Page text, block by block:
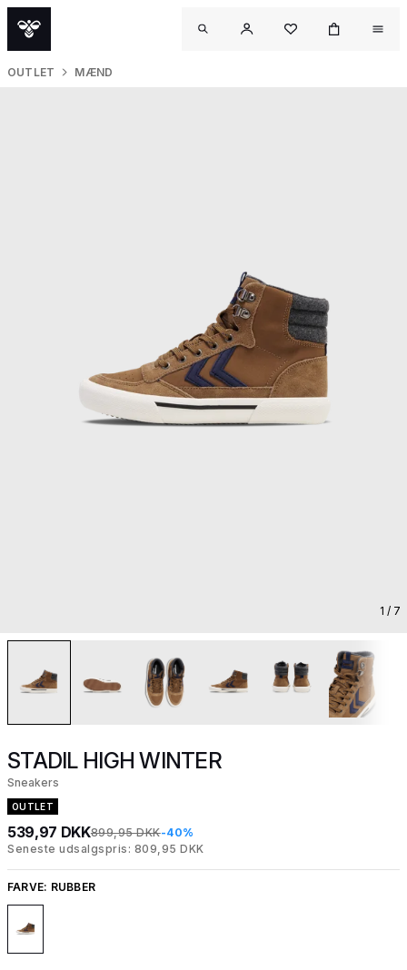
OUTLET MÆND
1 / 7
STADIL HIGH WINTER
Sneakers
OUTLET
539,97 DKK899,95 DKK-40%
Seneste udsalgspris: 809,95 DKK
FARVE: RUBBER